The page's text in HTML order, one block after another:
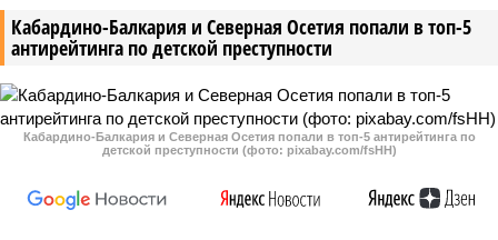
Кабардино-Балкария и Северная Осетия попали в топ-5
антирейтинга по детской преступности
Кабардино-Балкария и Северная Осетия попали в топ-5 антирейтинга по
детской преступности (фото: pixabay.com/fsHH)